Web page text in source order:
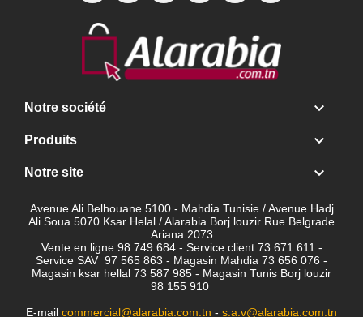
Notre société 
Produits 
Notre site 
Avenue Ali Belhouane 5100 - Mahdia Tunisie / Avenue Hadj
Ali Soua 5070 Ksar Helal / Alarabia Borj louzir Rue Belgrade
Ariana 2073
Vente en ligne 98 749 684 - Service client 73 671 611 -
Service SAV 97 565 863 - Magasin Mahdia 73 656 076 -
Magasin ksar hellal 73 587 985 - Magasin Tunis Borj louzir
98 155 910
E-mail commercial@alarabia.com.tn - s.a.v@alarabia.com.tn